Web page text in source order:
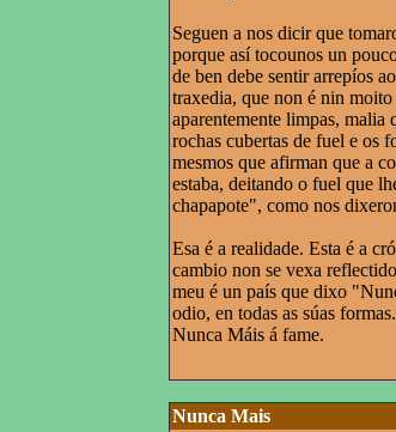
Seguen a nos dicir que
porque así tocounos un
de ben debe sentir arrepíos
traxedia, que non é nin moito
aparentemente limpas, malia
rochas cubertas de fuel e os
mesmos que afirman que a
estaba, deitando o fuel que
chapapote", como nos
Esa é a realidade. Esta é a
cambio non se vexa
meu é un país que dixo
odio, en todas as súas
Nunca Máis á fame.
Nunca Mais